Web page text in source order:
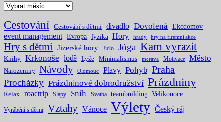
Archivy
Cestování Cestování s dětmi divadlo Dovolená Ekodomov
event management Evropa fyzika Hory hrady hry na firemní akce
Hry s dětmi Jizerské hory Jídlo Jóga Kam vyrazit
Knihy Krkonoše lodě Lyže Minimalismus morava Motivace Město
Narozeniny Návody Olomouc Plavy Pohyb Praha
Procházky Prázdninové dobrodružství Prázdniny
Relax roadtrip Slapy Sníh Svatba teambuilding Velikonoce
Vyrábění s dětmi Vztahy Vánoce Výlety Český ráj